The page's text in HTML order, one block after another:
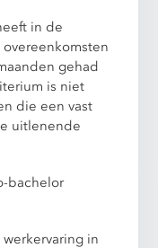
in de
gehad
is niet
die een vast
uitlenende
bachelor
in